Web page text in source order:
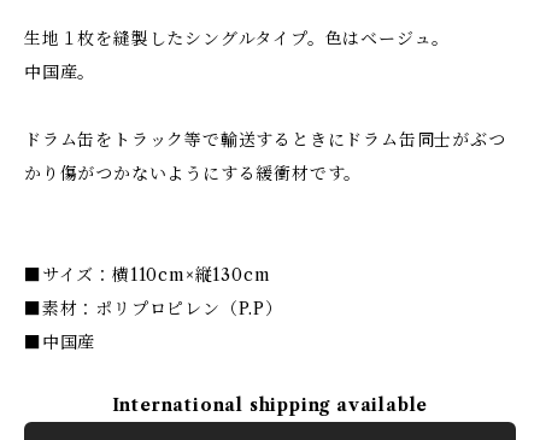
生地１枚を縫製したシングルタイプ。色はベージュ。
中国産。
ドラム缶をトラック等で輸送するときにドラム缶同士がぶつ
かり傷がつかないようにする緩衝材です。
■サイズ：横110cm×縦130cm
■素材：ポリプロピレン（P.P）
■中国産
International shipping available